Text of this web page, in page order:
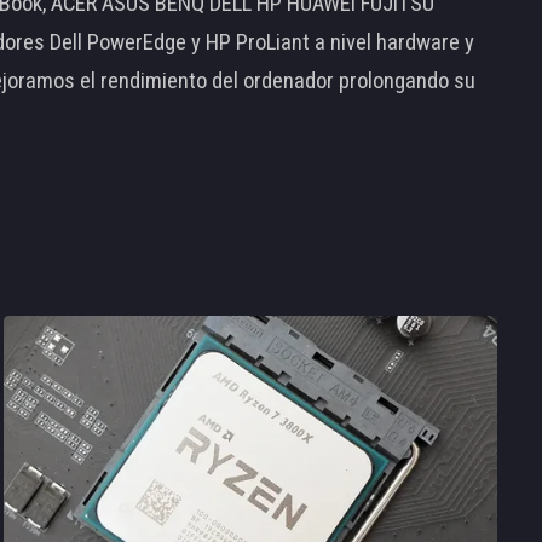
Dell PowerEdge y HP ProLiant a nivel hardware y
el rendimiento del ordenador prolongando su